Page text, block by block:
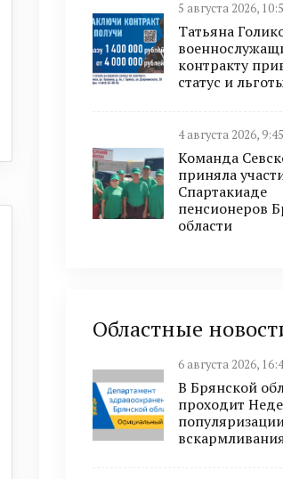
5 августа 2026,
Татьяна
контракту
статус и
4 августа 2026, 9:45
Команда
приняла
Спартакиаде
пенсионеров
области
Областные
6 августа 2026,
В Брянской
проходит